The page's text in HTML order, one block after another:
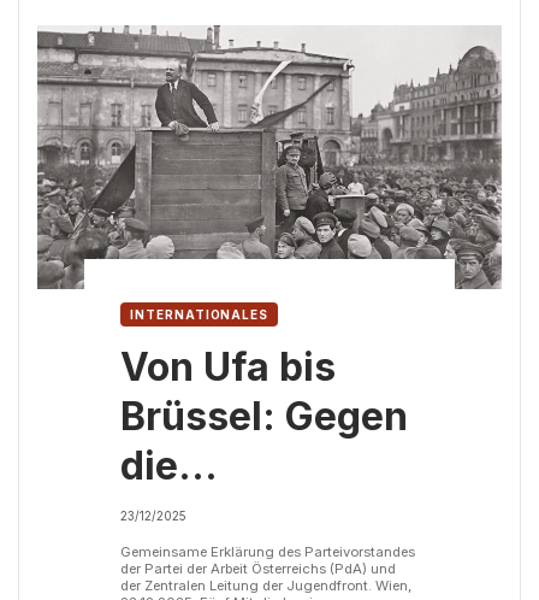
INTERNATIONALES
Von Ufa bis
Brüssel: Gegen
die
Kriminalisierung
von
23/12/2025
Gemeinsame Erklärung des Parteivorstandes
der Partei der Arbeit Österreichs (PdA) und
der Zentralen Leitung der Jugendfront. Wien,